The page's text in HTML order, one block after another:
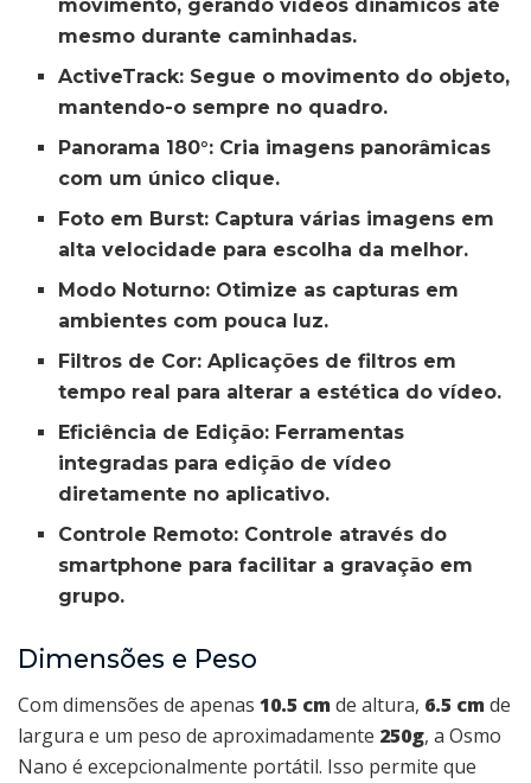
movimento, gerando vídeos dinâmicos até
mesmo durante caminhadas.
ActiveTrack: Segue o movimento do objeto,
mantendo-o sempre no quadro.
Panorama 180°: Cria imagens panorâmicas
com um único clique.
Foto em Burst: Captura várias imagens em
alta velocidade para escolha da melhor.
Modo Noturno: Otimize as capturas em
ambientes com pouca luz.
Filtros de Cor: Aplicações de filtros em
tempo real para alterar a estética do vídeo.
Eficiência de Edição: Ferramentas
integradas para edição de vídeo
diretamente no aplicativo.
Controle Remoto: Controle através do
smartphone para facilitar a gravação em
grupo.
Dimensões e Peso
Com dimensões de apenas 10.5 cm de altura, 6.5 cm de
largura e um peso de aproximadamente 250g, a Osmo
Nano é excepcionalmente portátil. Isso permite que